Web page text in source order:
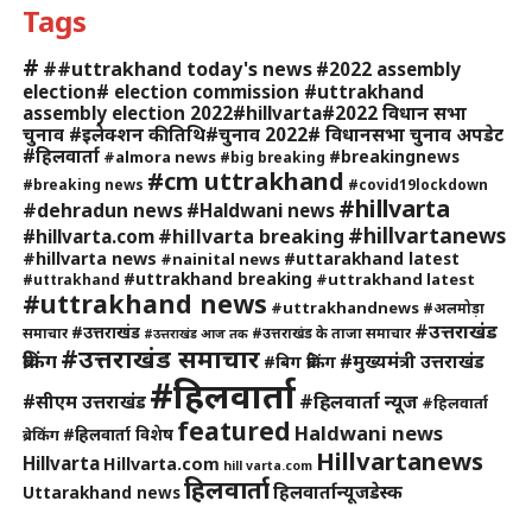
Tags
# ##uttrakhand today's news #2022 assembly
election# election commission #uttrakhand
assembly election 2022#hillvarta#2022 विधान सभा
चुनाव #इलेक्शन की तिथि#चुनाव 2022# विधानसभा चुनाव अपडेट
#हिलवार्ता #almora news #big breaking #breakingnews
#breaking news #cm uttrakhand #covid19lockdown
#dehradun news #Haldwani news #hillvarta
#hillvarta.com #hillvarta breaking #hillvartanews
#hillvarta news #nainital news #uttarakhand latest
#uttrakhand #uttrakhand breaking #uttrakhand latest
#uttrakhand news #uttrakhandnews #अलमोड़ा
समाचार #उत्तराखंड #उत्तराखंड आज तक #उत्तराखंड के ताजा समाचार #उत्तराखंड
ब्रेकिंग#उत्तराखंड समाचार #बिग ब्रेकिंग #मुख्यमंत्री उत्तराखंड
#सीएम उत्तराखंड #हिलवार्ता#हिलवार्ता न्यूज #हिलवार्ता
ब्रेकिंग #हिलवार्ता विशेष featured Haldwani news
Hillvarta Hillvarta.com hill varta.com Hillvartanews
Uttarakhand newsहिलवार्ताहिलवार्तान्यूजडेस्क